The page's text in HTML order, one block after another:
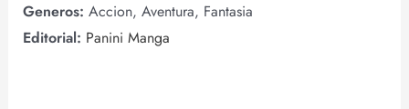
Generos: Accion, Aventura, Fantasia
Editorial: Panini Manga